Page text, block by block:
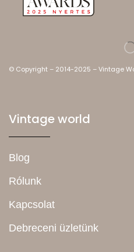
© Copyright – 2014-2025 – Vintage
Vintage world
Blog
Rólunk
Kapcsolat
Debreceni üzletünk